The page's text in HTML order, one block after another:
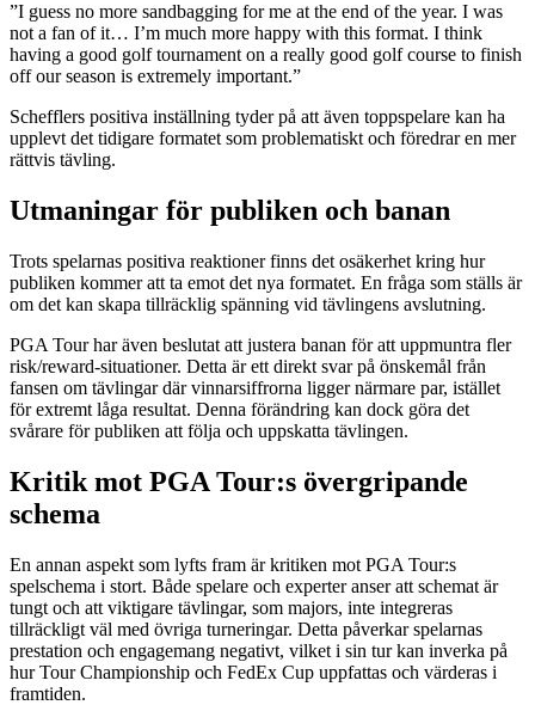
”I guess no more sandbagging for me at the end of the year. I was
not a fan of it… I’m much more happy with this format. I think
having a good golf tournament on a really good golf course to finish
off our season is extremely important.”
Schefflers positiva inställning tyder på att även toppspelare kan ha
upplevt det tidigare formatet som problematiskt och föredrar en mer
rättvis tävling.
Utmaningar för publiken och banan
Trots spelarnas positiva reaktioner finns det osäkerhet kring hur
publiken kommer att ta emot det nya formatet. En fråga som ställs är
om det kan skapa tillräcklig spänning vid tävlingens avslutning.
PGA Tour har även beslutat att justera banan för att uppmuntra fler
risk/reward-situationer. Detta är ett direkt svar på önskemål från
fansen om tävlingar där vinnarsiffrorna ligger närmare par, istället
för extremt låga resultat. Denna förändring kan dock göra det
svårare för publiken att följa och uppskatta tävlingen.
Kritik mot PGA Tour:s övergripande
schema
En annan aspekt som lyfts fram är kritiken mot PGA Tour:s
spelschema i stort. Både spelare och experter anser att schemat är
tungt och att viktigare tävlingar, som majors, inte integreras
tillräckligt väl med övriga turneringar. Detta påverkar spelarnas
prestation och engagemang negativt, vilket i sin tur kan inverka på
hur Tour Championship och FedEx Cup uppfattas och värderas i
framtiden.